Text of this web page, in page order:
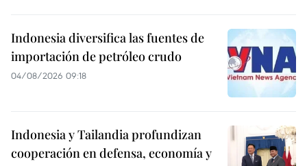
Indonesia diversifica las fuentes de
importación de petróleo crudo
04/08/2026 09:18
Indonesia y Tailandia profundizan
cooperación en defensa, economía y